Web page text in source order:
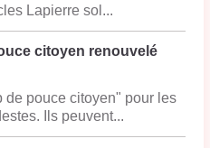
Lapierre sol...
citoyen renouvelé
de pouce citoyen" pour les
Ils peuvent...